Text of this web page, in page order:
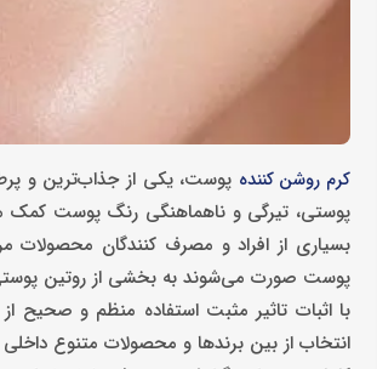
کرم‌ روشن‌ کننده پوست، یکی از جذاب‌ترین و
پوستی، تیرگی و ناهماهنگی رنگ پوست
بسیاری از افراد و مصرف‌ کنندگان
پوست صورت می‌شوند به بخشی از روتین پوستی
با اثبات تاثیر مثبت استفاده منظم و
انتخاب از بین برندها و محصولات متنوع